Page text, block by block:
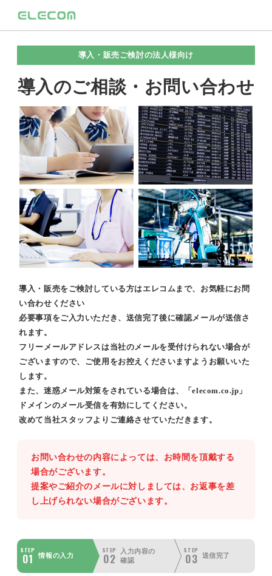
導入・販売ご検討の法人様向け
導入のご相談・お問い合わせ
導入・販売をご検討している方はエレコムまで、お気軽にお問
い合わせください
必要事項をご入力いただき、送信完了後に確認メールが送信さ
れます。
フリーメールアドレスは当社のメールを受付けられない場合が
ございますので、ご使用をお控えくださいますようお願いいた
します。
また、迷惑メール対策をされている場合は、「elecom.co.jp」
ドメインのメール受信を有効にしてください。
改めて当社スタッフよりご連絡させていただきます。
お問い合わせの内容によっては、お時間を頂戴する
場合がございます。
提案やご紹介のメールに対しましては、お返事を差
し上げられない場合がございます。
STEP
01 情報の入力
STEP
02
入力内容の
確認
STEP
03 送信完了